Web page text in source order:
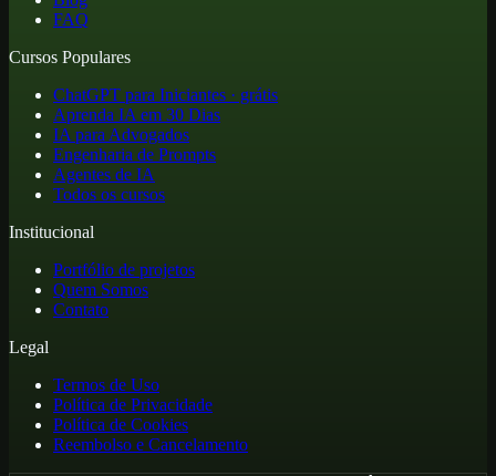
FAQ
Cursos Populares
ChatGPT para Iniciantes · grátis
Aprenda IA em 30 Dias
IA para Advogados
Engenharia de Prompts
Agentes de IA
Todos os cursos
Institucional
Portfólio de projetos
Quem Somos
Contato
Legal
Termos de Uso
Política de Privacidade
Política de Cookies
Reembolso e Cancelamento